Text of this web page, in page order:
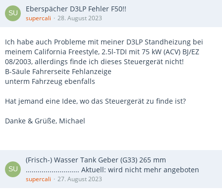
Eberspächer D3LP Fehler F50!!
supercali 28. August 2023
Ich habe auch Probleme mit meiner D3LP Standheizung bei
meinem California Freestyle, 2.5l-TDI mit 75 kW (ACV) BJ/EZ
08/2003, allerdings finde ich dieses Steuergerät nicht!
B-Säule Fahrerseite Fehlanzeige
unterm Fahrzeug ebenfalls
Hat jemand eine Idee, wo das Steuergerät zu finde ist?
Danke & Grüße, Michael
(Frisch-) Wasser Tank Geber (G33) 265 mm
........................... Aktuell: wird nicht mehr angeboten
supercali 27. August 2023